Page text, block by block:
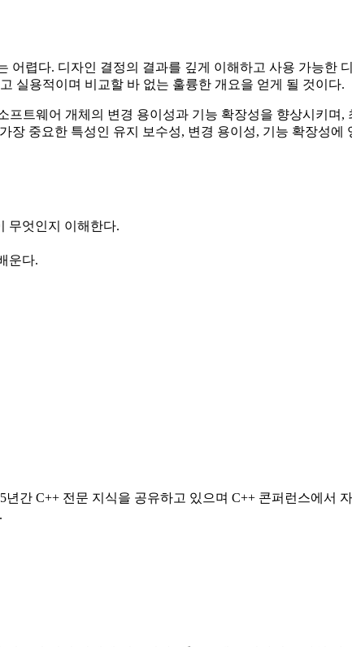
렵다. 디자인 결정의 결과를 깊게 이해하고 사용 가능한
실용적이며 비교할 바 없는 훌륭한 개요을 얻게 될 것이다.
트웨어 개체의 변경 용이성과 기능 확장성을 향상시키며,
중요한 특성인 유지 보수성, 변경 용이성, 기능 확장성
무엇인지 이해한다.
운다.
간 C++ 전문 지식을 공유하고 있으며 C++ 콘퍼런스에서